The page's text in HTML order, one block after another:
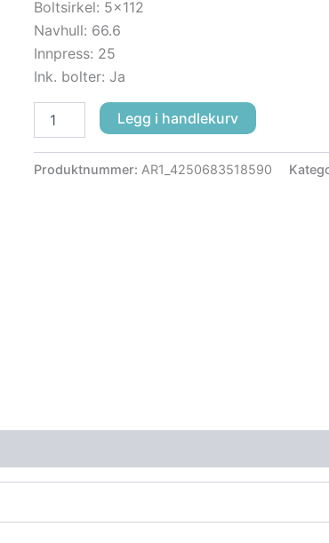
Boltsirkel: 5×112
Navhull: 66.6
Innpress: 25
Ink. bolter: Ja
Legg i handlekurv
Produktnummer: AR1_4250683518590